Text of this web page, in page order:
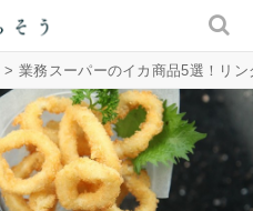
> 業務スーパーのイカ商品5選！リ